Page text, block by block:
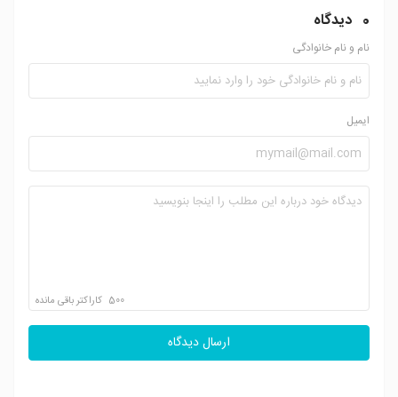
0 دیدگاه
نام و نام خانوادگی
ایمیل
500 کاراکتر باقی مانده
ارسال دیدگاه